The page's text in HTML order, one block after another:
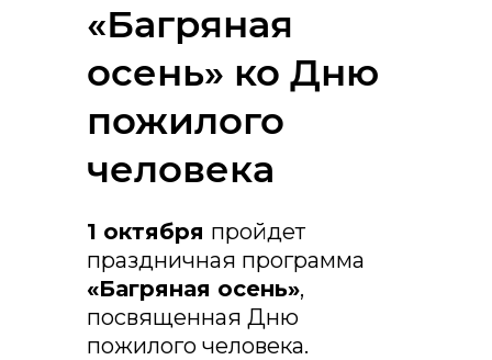
«Багряная
осень» ко Дню
пожилого
человека
1 октября пройдет
праздничная программа
«Багряная осень»,
посвященная Дню
пожилого человека.